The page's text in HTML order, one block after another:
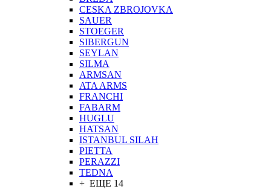
CESKA ZBROJOVKA
SAUER
STOEGER
SIBERGUN
SEYLAN
SILMA
ARMSAN
ATA ARMS
FRANCHI
FABARM
HUGLU
HATSAN
ISTANBUL SILAH
PIETTA
PERAZZI
TEDNA
+ ЕЩЕ 14